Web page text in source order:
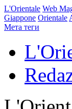
L'Orientale Web
Giappone Orientale
Мета теги